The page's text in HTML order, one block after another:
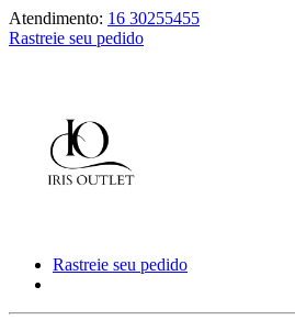
Atendimento: 16 30255455
Rastreie seu pedido
Rastreie seu pedido